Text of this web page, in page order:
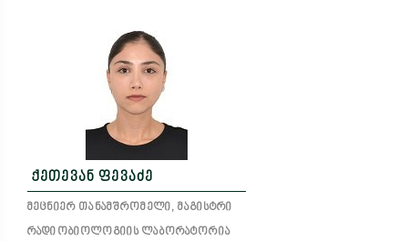
ქეთევან ფევაძე
მეცნიერ თანამშრომელი, მაგისტრი
რადიობიოლოგიის ლაბორატორია